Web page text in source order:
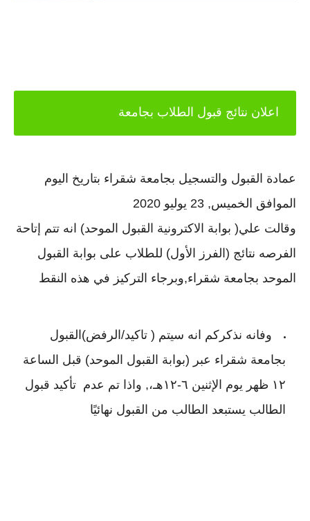
اعلان نتائج قبول الطلاب بجامعة
عمادة القبول والتسجيل بجامعة شقراء بتاريخ اليوم
الموافق الخميس, 23 يوليو 2020
وقالت علي( بوابة الاكترونية القبول الموحد) انه تتم إتاحة
الفرصه نتائج (الفرز الأول) للطلاب على بوابة القبول
الموحد بجامعة شقراء,وبرجاء التركيز في هذه النقط
وفانه نذكركم انه سيتم ( تاكيد/الرفض) القبول
بجامعة شقراء عبر (بوابة القبول الموحد) قبل الساعة
١٢ ظهر يوم الإثنين ٦-١٢هـ،, واذا تم عدم تأكيد قبول
الطالب يستبعد الطالب من القبول نهائيًا